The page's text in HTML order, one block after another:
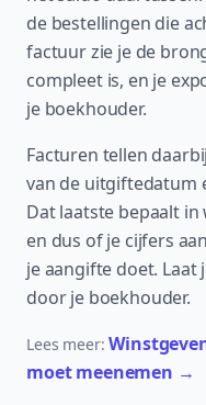
de bestellingen die
factuur zie je de
compleet is, en je
je boekhouder.
Facturen tellen
van de uitgiftedatum
Dat laatste bepaalt
en dus of je cijfers
je aangifte doet.
door je boekhouder.
Lees meer:
moet meenemen →